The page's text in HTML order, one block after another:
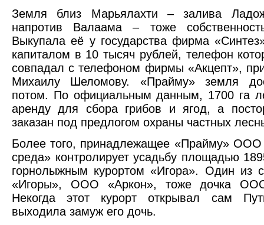
Земля близ Марьялахти – залива
напротив Валаама – тоже
Выкупала её у государства фирма
капиталом в 10 тысяч рублей, телефон
совпадал с телефоном фирмы «Акцепт»,
Михаилу Шеломову. «Прайму» земля
потом. По официальным данным, 1700 га
аренду для сбора грибов и ягод, а
заказан под предлогом охраны частных
Более того, принадлежащее «Прайму» ООО
среда» контролирует усадьбу площадью
горнолыжным курортом «Игора». Один из
«Игоры», ООО «Аркон», тоже дочка
Некогда этот курорт открывал сам
выходила замуж его дочь.